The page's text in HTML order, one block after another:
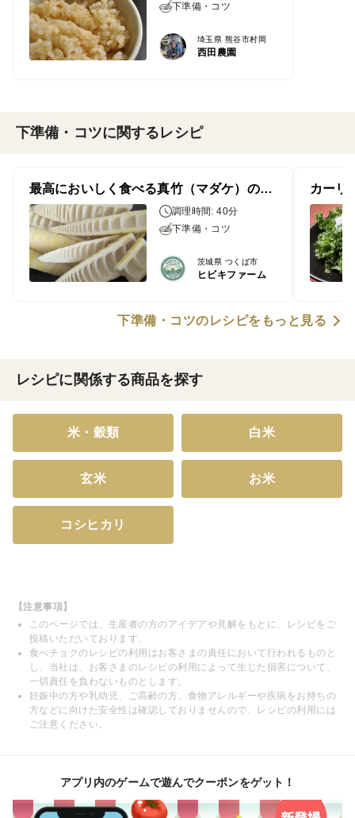
下準備・コツ
埼玉県 熊谷市村岡
西田農園
下準備・コツに関するレシピ
最高においしく食べる真竹（マダケ）の調理法
調理時間: 40分
下準備・コツ
茨城県 つくば市
ヒビキファーム
カーリ
下準備・コツのレシピをもっと見る
レシピに関係する商品を探す
米・穀類 白米
玄米 お米
コシヒカリ
【注意事項】
このページでは、生産者の方のアイデアや見解をもとに、レシピをご
投稿いただいております。
食べチョクのレシピの利用はお客さまの責任において行われるものと
し、当社は、お客さまのレシピの利用によって生じた損害について、
一切責任を負わないものとします。
妊娠中の方や乳幼児、ご高齢の方、食物アレルギーや疾病をお持ちの
方などに向けた安全性は確認しておりませんので、レシピの利用には
ご注意ください。
アプリ内のゲームで遊んでクーポンをゲット！